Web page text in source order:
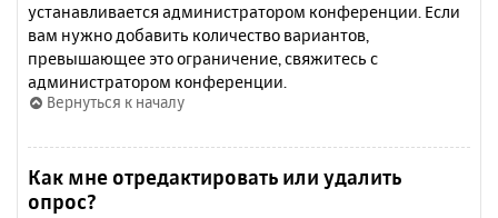
устанавливается администратором конференции. Если
вам нужно добавить количество вариантов,
превышающее это ограничение, свяжитесь с
администратором конференции.
Вернуться к началу
Как мне отредактировать или удалить
опрос?